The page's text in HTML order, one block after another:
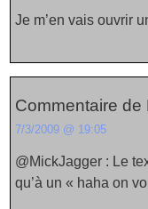
Je m’en vais ouvrir
Commentaire de
7/3/2009 @ 19:05
@MickJagger : Le
qu’à un « haha on